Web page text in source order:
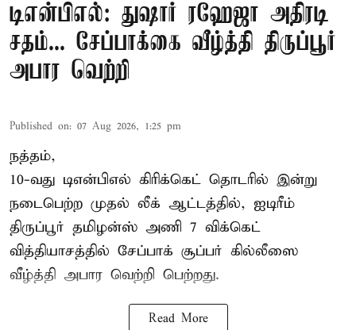
டிஎன்பிஎல்: துஷார் ரஹேஜா அதிரடி
சதம்... சேப்பாக்கை வீழ்த்தி திருப்பூர்
அபார வெற்றி
Published on: 07 Aug 2026, 1:25 pm
நத்தம்,
10-வது டிஎன்பிஎல் கிரிக்கெட் தொடரில் இன்று
நடைபெற்ற முதல் லீக் ஆட்டத்தில், ஐடிரீம்
திருப்பூர் தமிழன்ஸ் அணி 7 விக்கெட்
வித்தியாசத்தில் சேப்பாக் சூப்பர் கில்லீஸை
வீழ்த்தி அபார வெற்றி பெற்றது.
Read More